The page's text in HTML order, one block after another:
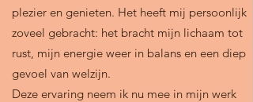
plezier en genieten. Het heeft mij persoonlijk
zoveel gebracht: het bracht mijn lichaam tot
rust, mijn energie weer in balans en een diep
gevoel van welzijn.
Deze ervaring neem ik nu mee in mijn werk